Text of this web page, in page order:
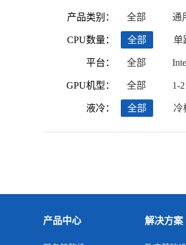
产品类别：
CPU数量：
平台：
GPU机型：
液冷：
全部 通
全部 单
全部
全部 1-
全部 冷
产品中心 解决方案